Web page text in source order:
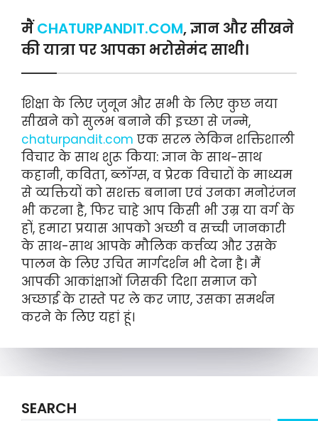
मैंCHATURPANDIT.COM, ज्ञान और सीखने
की यात्रा पर आपका भरोसेमंद साथी।
शिक्षा के लिए जुनून और सभी के लिए कुछ नया
सीखने को सुलभ बनाने की इच्छा से जन्मे,
chaturpandit.com एक सरल लेकिन शक्तिशाली
विचार के साथ शुरू किया: ज्ञान के साथ-साथ
कहानी, कविता, ब्लॉग्स, व प्रेरक विचारों के माध्यम
से व्यक्तियों को सशक्त बनाना एवं उनका मनोरंजन
भी करना है, फिर चाहे आप किसी भी उम्र या वर्ग के
हों, हमारा प्रयास आपको अच्छी व सच्ची जानकारी
के साथ-साथ आपके मौलिक कर्त्तव्य और उसके
पालन के लिए उचित मार्गदर्शन भी देना है। मैं
आपकी आकांक्षाओं जिसकी दिशा समाज को
अच्छाई के रास्ते पर ले कर जाए, उसका समर्थन
करने के लिए यहां हूं।
SEARCH